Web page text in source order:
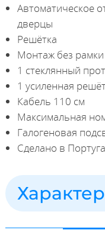
Автоматическое
дверцы
Решётка
Монтаж без рамки
1 стеклянный
1 усиленная
Кабель 110 см
Максимальная
Галогеновая
Сделано в